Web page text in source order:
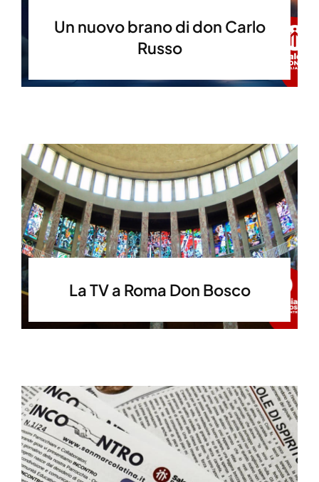
Un nuovo brano di don Carlo
Russo
La TV a Roma Don Bosco